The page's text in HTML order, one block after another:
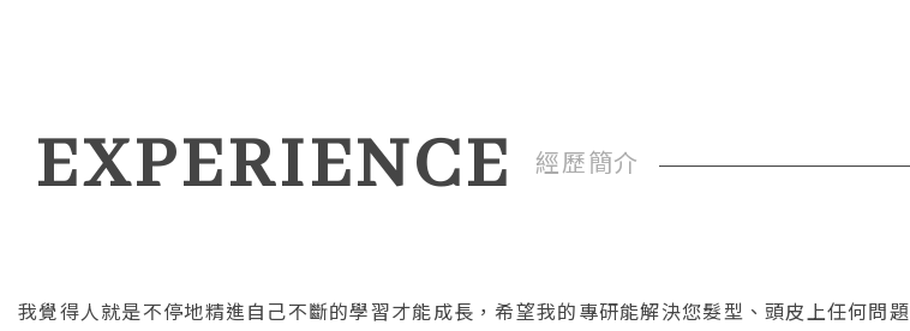
EXPERIENCE 經歷簡介
我覺得人就是不停地精進自己不斷的學習才能成長，希望我的專研能解決您髮型、頭皮上任何問題